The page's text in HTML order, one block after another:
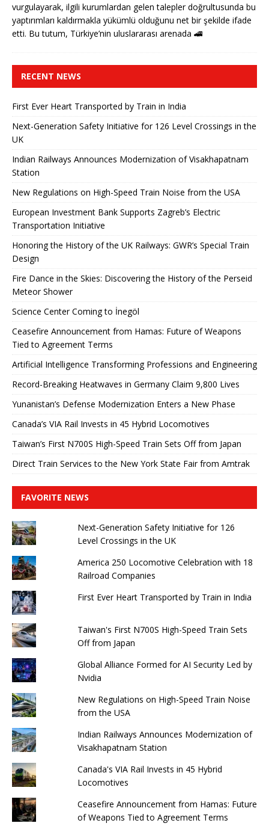
vurgulayarak, ilgili kurumlardan gelen talepler doğrultusunda bu
yaptırımları kaldırmakla yükümlü olduğunu net bir şekilde ifade
etti. Bu tutum, Türkiye’nin uluslararası arenada 🚄
RECENT NEWS
First Ever Heart Transported by Train in India
Next-Generation Safety Initiative for 126 Level Crossings in the
UK
Indian Railways Announces Modernization of Visakhapatnam
Station
New Regulations on High-Speed ​​Train Noise from the USA
European Investment Bank Supports Zagreb’s Electric
Transportation Initiative
Honoring the History of the UK Railways: GWR’s Special Train
Design
Fire Dance in the Skies: Discovering the History of the Perseid
Meteor Shower
Science Center Coming to İnegöl
Ceasefire Announcement from Hamas: Future of Weapons
Tied to Agreement Terms
Artificial Intelligence Transforming Professions and Engineering
Record-Breaking Heatwaves in Germany Claim 9,800 Lives
Yunanistan’s Defense Modernization Enters a New Phase
Canada’s VIA Rail Invests in 45 Hybrid Locomotives
Taiwan’s First N700S High-Speed ​​Train Sets Off from Japan
Direct Train Services to the New York State Fair from Amtrak
FAVORITE NEWS
Next-Generation Safety Initiative for 126
Level Crossings in the UK
America 250 Locomotive Celebration with 18
Railroad Companies
First Ever Heart Transported by Train in India
Taiwan's First N700S High-Speed ​​Train Sets
Off from Japan
Global Alliance Formed for AI Security Led by
Nvidia
New Regulations on High-Speed ​​Train Noise
from the USA
Indian Railways Announces Modernization of
Visakhapatnam Station
Canada's VIA Rail Invests in 45 Hybrid
Locomotives
Ceasefire Announcement from Hamas: Future
of Weapons Tied to Agreement Terms